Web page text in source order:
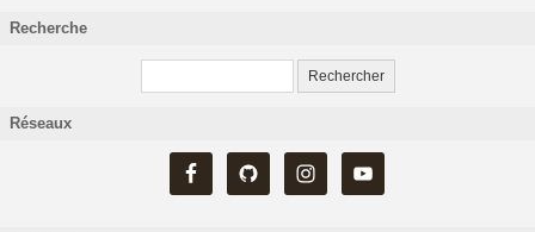
Recherche
Réseaux